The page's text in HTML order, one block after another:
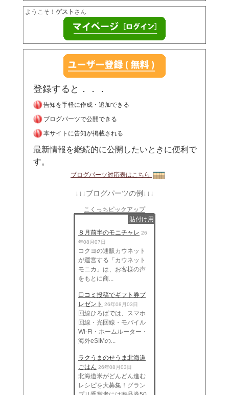
ようこそ！ ゲスト さん
登録すると．．．
告知を手軽に作成・追加できる
ブログパーツで公開できる
本サイトに告知が掲載される
最新情報を継続的に公開したいときに便利で
す。
ブログパーツ対応表はこちら
↓↓↓ブログパーツの例↓↓↓
こくっちピックアップ
貼付け用
８月前半のモニチャレ 26
年08月07日
コクヨの通販カウネット
が運営する「カウネット
モニカ」は、お客様の声
をもとに商...
口コミ投稿でギフト券プ
レゼント 26年08月03日
回線ひろばでは、スマホ
回線・光回線・モバイル
Wi-Fi・ホームルーター・
海外eSIMの...
ラクうまのせうま北海道
ごはん 26年08月03日
北海道米がどんどん進む
レシピを大募集！グラン